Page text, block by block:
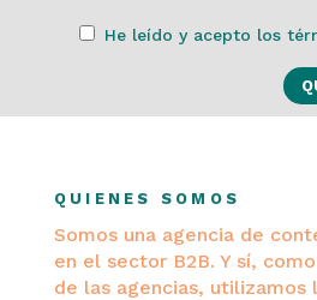
He leído y acepto los
QUIENES SOMOS
Somos una agencia de
en el sector B2B. Y sí,
de las agencias, utilizamos